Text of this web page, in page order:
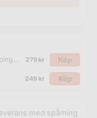
279 kr Köp
249 kr Köp
med spårning